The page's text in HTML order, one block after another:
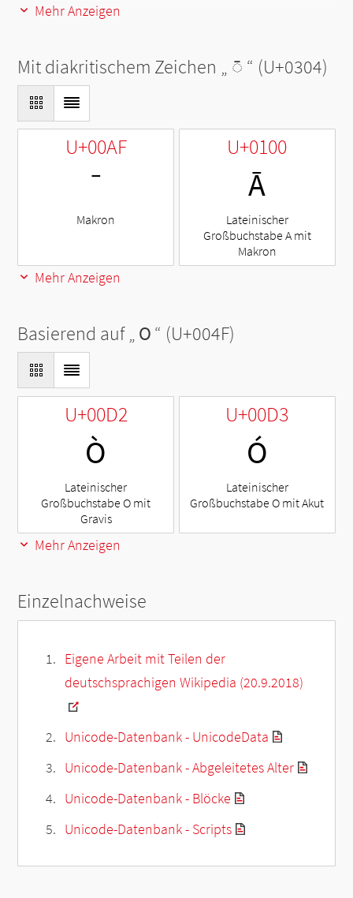
Mehr Anzeigen
Mit diakritischem Zeichen „ ◌̄ “ (U+0304)
U+00AF
¯
Makron
U+0100
Ā
Lateinischer
Großbuchstabe A mit
Makron
Mehr Anzeigen
Basierend auf „O“ (U+004F)
U+00D2
Ò
Lateinischer
Großbuchstabe O mit
Gravis
U+00D3
Ó
Lateinischer
Großbuchstabe O mit Akut
Mehr Anzeigen
Einzelnachweise
Eigene Arbeit mit Teilen der
deutschsprachigen Wikipedia (20.9.2018)
Unicode-Datenbank - UnicodeData
Unicode-Datenbank - Abgeleitetes Alter
Unicode-Datenbank - Blöcke
Unicode-Datenbank - Scripts